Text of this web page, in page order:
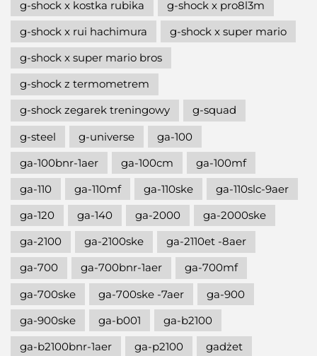
g-shock x kostka rubika
g-shock x pro8l3m
g-shock x rui hachimura
g-shock x super mario
g-shock x super mario bros
g-shock z termometrem
g-shock zegarek treningowy
g-squad
g-steel
g-universe
ga-100
ga-100bnr-1aer
ga-100cm
ga-100mf
ga-110
ga-110mf ga-110ske
ga-110slc-9aer
ga-120
ga-140 ga-2000
ga-2000ske
ga-2100
ga-2100ske
ga-2110et -8aer
ga-700
ga-700bnr-1aer
ga-700mf
ga-700ske
ga-700ske -7aer
ga-900
ga-900ske
ga-b001
ga-b2100
ga-b2100bnr-1aer
ga-p2100 gadżet